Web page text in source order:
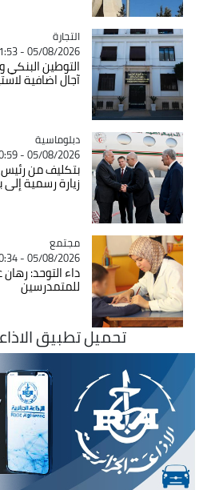
Catégorie
التجارة
05/08/2026 - 21:53
التوطين البنكي
آجال اضافية
Catégorie
دبلوماسية
05/08/2026 - 20:59
بتكليف من رئيس
زيارة رسمية إلى
Catégorie
مجتمع
05/08/2026 - 20:34
داء التوحد: رهان
للمتمدرسين
تحميل تطبيق الاذاعة